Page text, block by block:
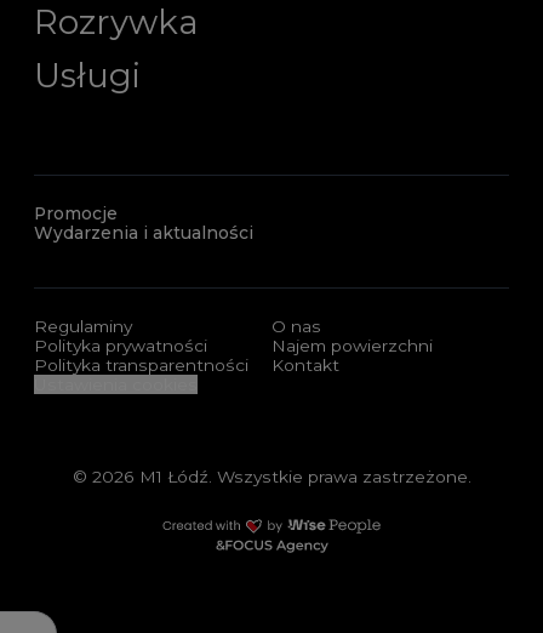
Rozrywka
Usługi
Promocje
Wydarzenia i aktualności
Regulaminy
Polityka prywatności
Polityka transparentności
O nas
Najem powierzchni
Kontakt
© 2026 M1 Łódź. Wszystkie prawa zastrzeżone.